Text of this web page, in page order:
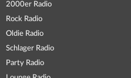
2000er Radio
Rock Radio
Oldie Radio
Schlager Radio
Party Radio